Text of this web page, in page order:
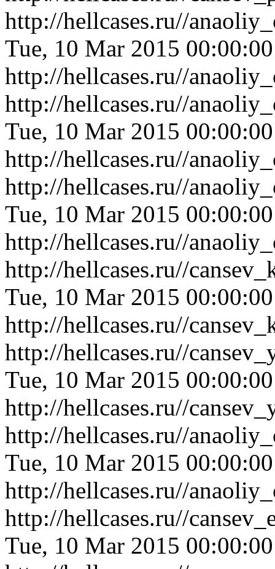
http://hellcases.ru//
Tue, 10 Mar 2015
http://hellcases.ru//
http://hellcases.ru//
Tue, 10 Mar 2015
http://hellcases.ru//
http://hellcases.ru//
Tue, 10 Mar 2015
http://hellcases.ru//
http://hellcases.ru//
Tue, 10 Mar 2015
http://hellcases.ru//
http://hellcases.ru//
Tue, 10 Mar 2015
http://hellcases.ru//
http://hellcases.ru//
Tue, 10 Mar 2015
http://hellcases.ru//
http://hellcases.ru//
Tue, 10 Mar 2015